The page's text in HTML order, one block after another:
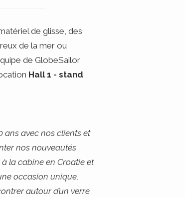
de glisse, des
de la mer ou
de GlobeSailor
Hall 1 - stand
ans avec nos clients et
nos nouveautés
la cabine en Croatie et
occasion unique,
autour d’un verre